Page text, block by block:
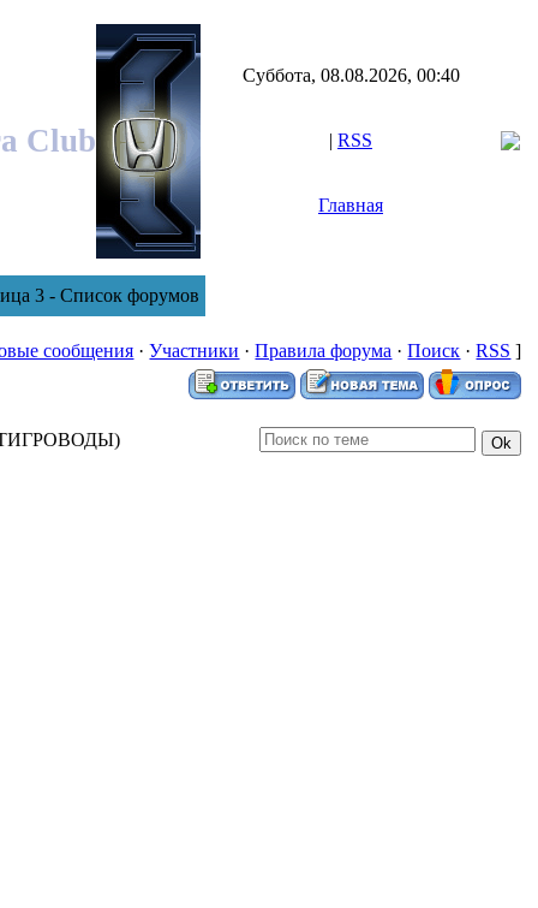
Club
Суббота, 08.08.2026, 00:40
| RSS
Главная
3 - Список форумов
сообщения ·Участники ·Правила форума ·Поиск ·RSS ]